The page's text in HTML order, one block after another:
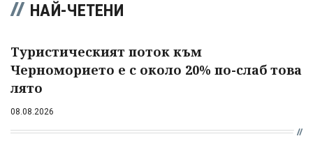
НАЙ-ЧЕТЕНИ
Туристическият поток към
Черноморието е с около 20% по-слаб това
лято
08.08.2026